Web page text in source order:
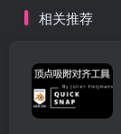
相关推荐